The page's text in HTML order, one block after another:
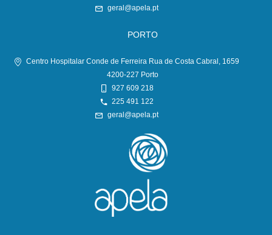
geral@apela.pt
PORTO
Centro Hospitalar Conde de Ferreira Rua de Costa Cabral, 1659
4200-227 Porto
927 609 218
225 491 122
geral@apela.pt